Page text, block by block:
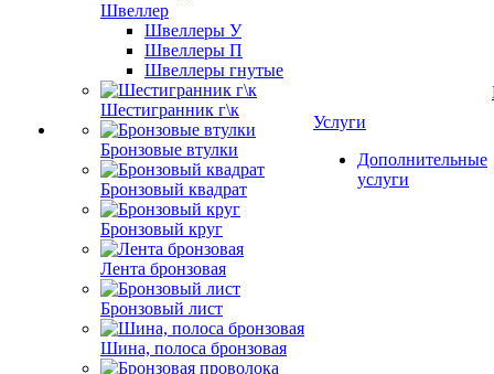
Швеллер
Швеллеры У
Швеллеры П
Швеллеры гнутые
Шестигранник г\к
Бронзовые втулки
Бронзовый квадрат
Бронзовый круг
Лента бронзовая
Бронзовый лист
Шина, полоса бронзовая
Услуги
Дополнительные
услуги